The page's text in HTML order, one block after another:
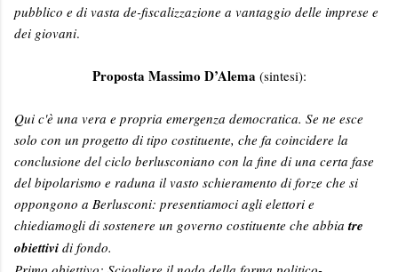
pubblico e di vasta de-fiscalizzazione a vantaggio delle imprese e
dei giovani.
Proposta Massimo D’Alema (sintesi):
Qui c'è una vera e propria emergenza democratica. Se ne esce
solo con un progetto di tipo costituente, che fa coincidere la
conclusione del ciclo berlusconiano con la fine di una certa fase
del bipolarismo e raduna il vasto schieramento di forze che si
oppongono a Berlusconi: presentiamoci agli elettori e
chiediamogli di sostenere un governo costituente che abbia tre
obiettivi di fondo.